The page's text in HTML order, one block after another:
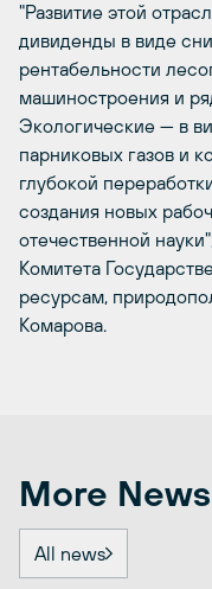
"Развитие этой
дивиденды в виде
рентабельности
машиностроения и
Экологические — в
парниковых газов и
глубокой
создания новых
отечественной
Комитета
ресурсам,
Комарова.
More News
All news